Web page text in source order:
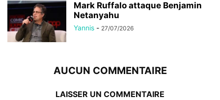
Mark Ruffalo attaque Benjamin
Netanyahu
Yannis - 27/07/2026
AUCUN COMMENTAIRE
LAISSER UN COMMENTAIRE